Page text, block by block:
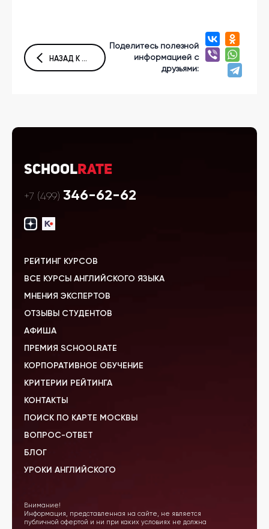
НАЗАД К СПИСКУ СТАТЕЙ
Поделитесь полезной
информацией с
друзьями:
SchoolRate
+7 (499) 346-62-62
РЕЙТИНГ КУРСОВ
ВСЕ КУРСЫ АНГЛИЙСКОГО ЯЗЫКА
МНЕНИЯ ЭКСПЕРТОВ
ОТЗЫВЫ СТУДЕНТОВ
АФИША
ПРЕМИЯ SCHOOLRATE
КОРПОРАТИВНОЕ ОБУЧЕНИЕ
КРИТЕРИИ РЕЙТИНГА
КОНТАКТЫ
ПОИСК ПО КАРТЕ МОСКВЫ
ВОПРОС-ОТВЕТ
БЛОГ
УРОКИ АНГЛИЙСКОГО
Внимание!
Информация, представленная на сайте, не является
публичной офертой и ни при каких условиях не должна